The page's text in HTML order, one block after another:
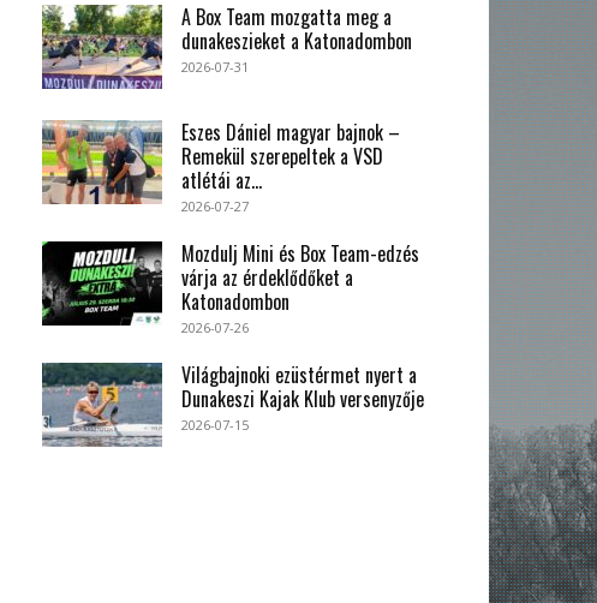
A Box Team mozgatta meg a
dunakeszieket a Katonadombon
2026-07-31
Eszes Dániel magyar bajnok –
Remekül szerepeltek a VSD
atlétái az...
2026-07-27
Mozdulj Mini és Box Team-edzés
várja az érdeklődőket a
Katonadombon
2026-07-26
Világbajnoki ezüstérmet nyert a
Dunakeszi Kajak Klub versenyzője
2026-07-15